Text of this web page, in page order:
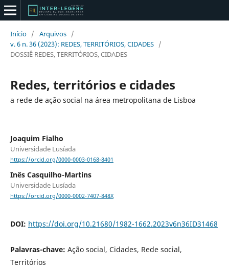
Início / Arquivos /
v. 6 n. 36 (2023): REDES, TERRITÓRIOS, CIDADES /
DOSSIÊ REDES, TERRITÓRIOS, CIDADES
Redes, territórios e cidades
a rede de ação social na área metropolitana de Lisboa
Joaquim Fialho
Universidade Lusíada
https://orcid.org/0000-0003-0168-8401
Inês Casquilho-Martins
Universidade Lusíada
https://orcid.org/0000-0002-7407-848X
DOI: https://doi.org/10.21680/1982-1662.2023v6n36ID31468
Palavras-chave: Ação social, Cidades, Rede social,
Territórios